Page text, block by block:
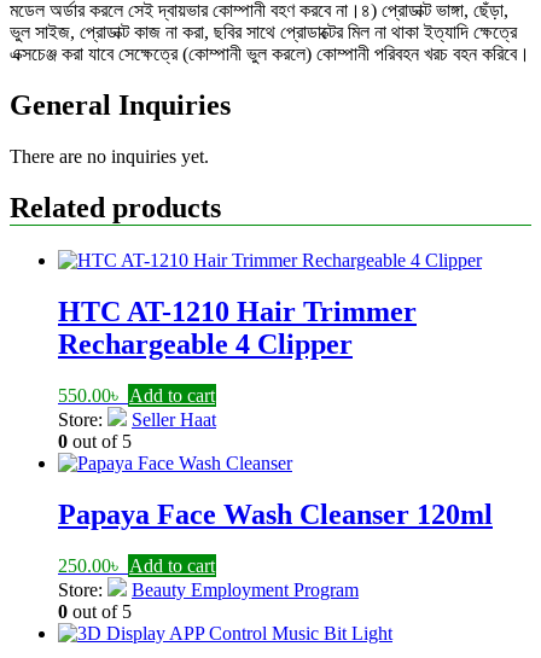
মডেল অর্ডার করলে সেই দ্বায়ভার কোম্পানী বহণ করবে না।৪) প্রোডাক্ট ভাঙ্গা, ছেঁড়া,
ভুল সাইজ, প্রোডাক্ট কাজ না করা, ছবির সাথে প্রোডাক্টের মিল না থাকা ইত্যাদি ক্ষেত্রে
এক্সচেঞ্জ করা যাবে সেক্ষেত্রে (কোম্পানী ভুল করলে) কোম্পানী পরিবহন খরচ বহন করিবে।
General Inquiries
There are no inquiries yet.
Related products
HTC AT-1210 Hair Trimmer
Rechargeable 4 Clipper
550.00৳ Add to cart
Store:
Seller Haat
0 out of 5
Papaya Face Wash Cleanser 120ml
250.00৳ Add to cart
Store:
Beauty Employment Program
0 out of 5